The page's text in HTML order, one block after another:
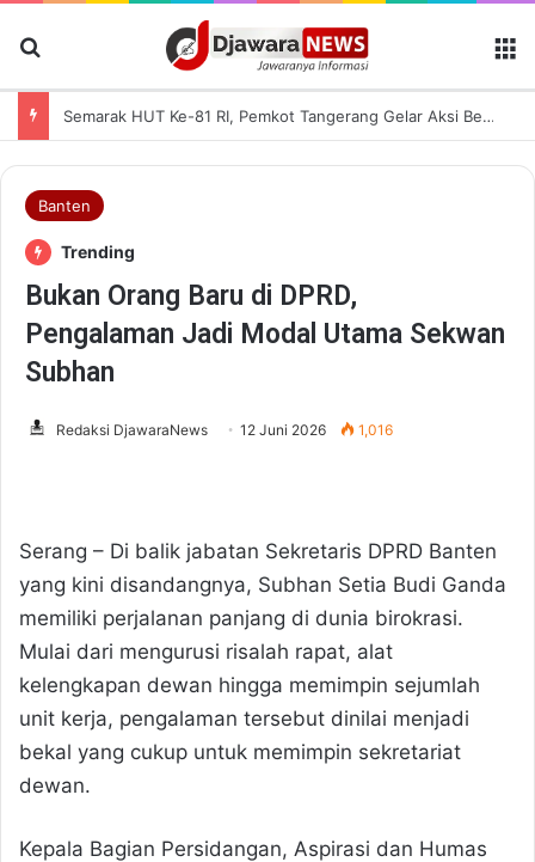
Semarak HUT Ke-81 RI, Pemkot Tangerang Gelar Aksi Bersih Kota dan Bagikan Bendera Merah Putih
Banten
Trending
Bukan Orang Baru di DPRD,
Pengalaman Jadi Modal Utama Sekwan
Subhan
Redaksi DjawaraNews 12 Juni 2026 1,016
Serang – Di balik jabatan Sekretaris DPRD Banten
yang kini disandangnya, Subhan Setia Budi Ganda
memiliki perjalanan panjang di dunia birokrasi.
Mulai dari mengurusi risalah rapat, alat
kelengkapan dewan hingga memimpin sejumlah
unit kerja, pengalaman tersebut dinilai menjadi
bekal yang cukup untuk memimpin sekretariat
dewan.
Kepala Bagian Persidangan, Aspirasi dan Humas